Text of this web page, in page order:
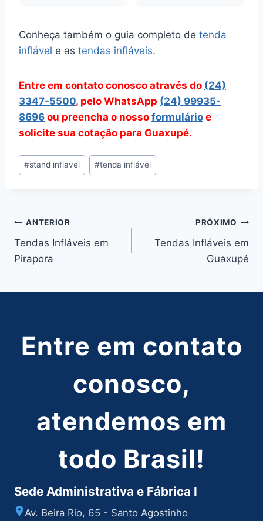
Conheça também o guia completo de tenda
inflável e as tendas infláveis.
Entre em contato conosco através do (24)
3347-5500, pelo WhatsApp (24) 99935-
8696 ou preencha o nosso formulário e
solicite sua cotação para Guaxupé.
Tags
do
#stand inflavel #tenda inflável
Navegação
de
ANTERIOR
Tendas Infláveis em
Pirapora
PRÓXIMO
Tendas Infláveis em
Guaxupé
Entre em contato
conosco,
atendemos em
todo Brasil!
Sede Administrativa e Fábrica I
Av. Beira Rio, 65 - Santo Agostinho